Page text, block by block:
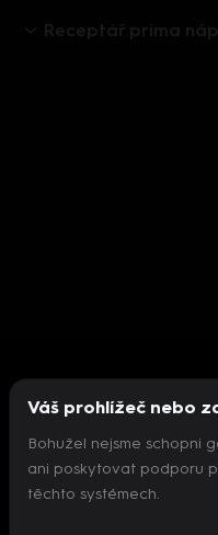
Receptář prima
Nepodařilo se
Váš prohlížeč nebo
Bohužel nejsme schopni
ani poskytovat podporu
těchto systémech.